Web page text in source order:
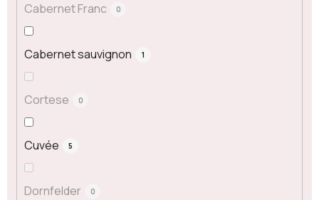
Cabernet Franc 0
Cabernet sauvignon 1
Cortese 0
Cuvée 5
Dornfelder 0